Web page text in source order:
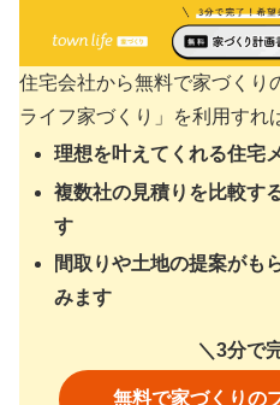
住宅会社から無料で家づくり
ライフ家づくり」を利用すれ
理想を叶えてくれる住宅
複数社の見積りを比較す
す
間取りや土地の提案がも
みます
＼3分で
無料で家づくりの